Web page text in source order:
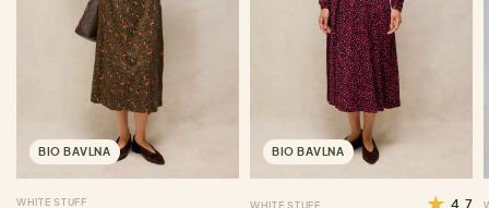
BIO BAVLNA
WHITE STUFF
BIO BAVLNA
WHITE STUFF 4.7